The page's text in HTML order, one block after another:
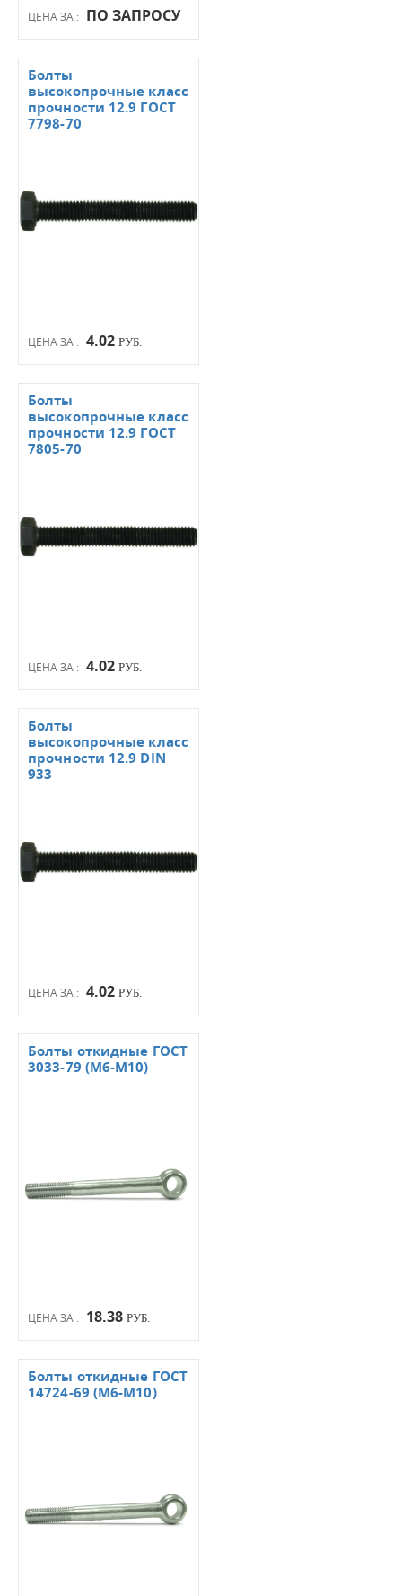
ЦЕНА ЗА : ПО ЗАПРОСУ
ЦЕНА ЗА : 4.02 РУБ.
Болты
высокопрочные класс
прочности 12.9 ГОСТ
7798-70
ЦЕНА ЗА : 4.02 РУБ.
Болты
высокопрочные класс
прочности 12.9 ГОСТ
7805-70
ЦЕНА ЗА : 4.02 РУБ.
Болты
высокопрочные класс
прочности 12.9 DIN
933
ЦЕНА ЗА : 18.38 РУБ.
Болты откидные ГОСТ
3033-79 (М6-М10)
Болты откидные ГОСТ
14724-69 (М6-М10)